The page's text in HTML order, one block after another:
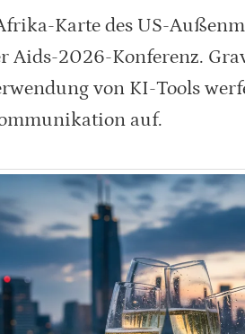
Karte des US-
Aids-2026-Konferenz.
von KI-Tools
auf.